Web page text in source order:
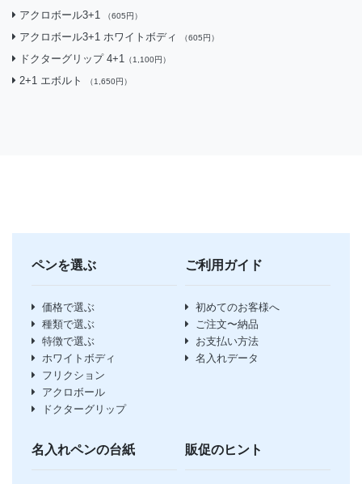
アクロボール3+1 （605円）
アクロボール3+1 ホワイトボディ （605円）
ドクターグリップ 4+1 （1,100円）
2+1 エボルト （1,650円）
ペンを選ぶ
価格で選ぶ
種類で選ぶ
特徴で選ぶ
ホワイトボディ
フリクション
アクロボール
ドクターグリップ
ご利用ガイド
初めてのお客様へ
ご注文〜納品
お支払い方法
名入れデータ
名入れペンの台紙 販促のヒント